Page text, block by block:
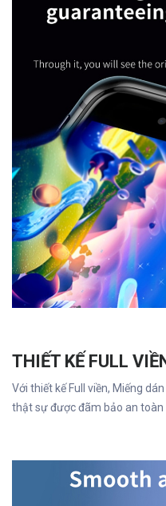
THIẾT KẾ FULL
Với thiết kế Full viền, Miếng
thật sự được đãm bảo an toàn